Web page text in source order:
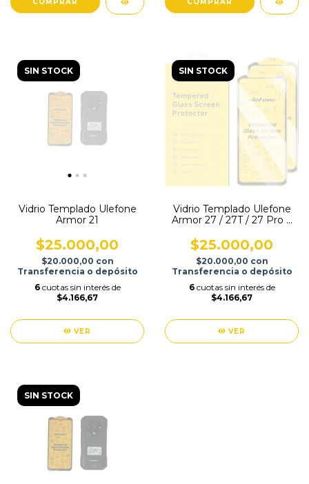
SIN STOCK
Vidrio Templado Ulefone
Armor 21
$25.000,00
$20.000,00 con
Transferencia o depósito
6 cuotas sin interés de
$4.166,67
VER
SIN STOCK
Vidrio Templado Ulefone
Armor 27 / 27T / 27 Pro y
$25.000,00
$20.000,00 con
Transferencia o depósito
6 cuotas sin interés de
$4.166,67
VER
SIN STOCK